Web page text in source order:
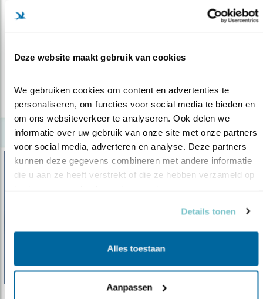
Deze website maakt gebruik van cookies
We gebruiken cookies om content en advertenties te
personaliseren, om functies voor social media te bieden en
om ons websiteverkeer te analyseren. Ook delen we
informatie over uw gebruik van onze site met onze partners
voor social media, adverteren en analyse. Deze partners
kunnen deze gegevens combineren met andere informatie
die u aan ze heeft verstrekt of die ze hebben verzameld op
Details tonen
Alles toestaan
Aanpassen
De koekoek die de landing inzet
maand
lees meer